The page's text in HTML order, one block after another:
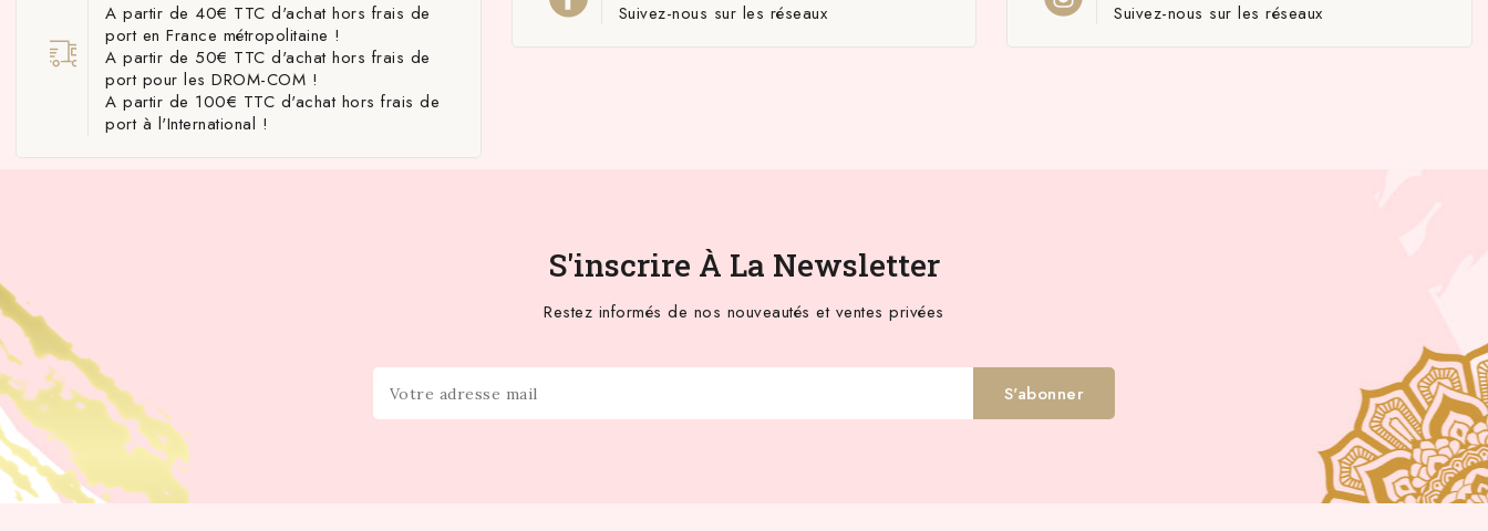
A partir de 40€ TTC d'achat hors frais de
port en France métropolitaine !
A partir de 50€ TTC d'achat hors frais de
port pour les DROM-COM !
A partir de 100€ TTC d'achat hors frais de
port à l'International !
Suivez-nous sur les réseaux Suivez-nous sur les réseaux
S'inscrire À La Newsletter
Restez informés de nos nouveautés et ventes privées